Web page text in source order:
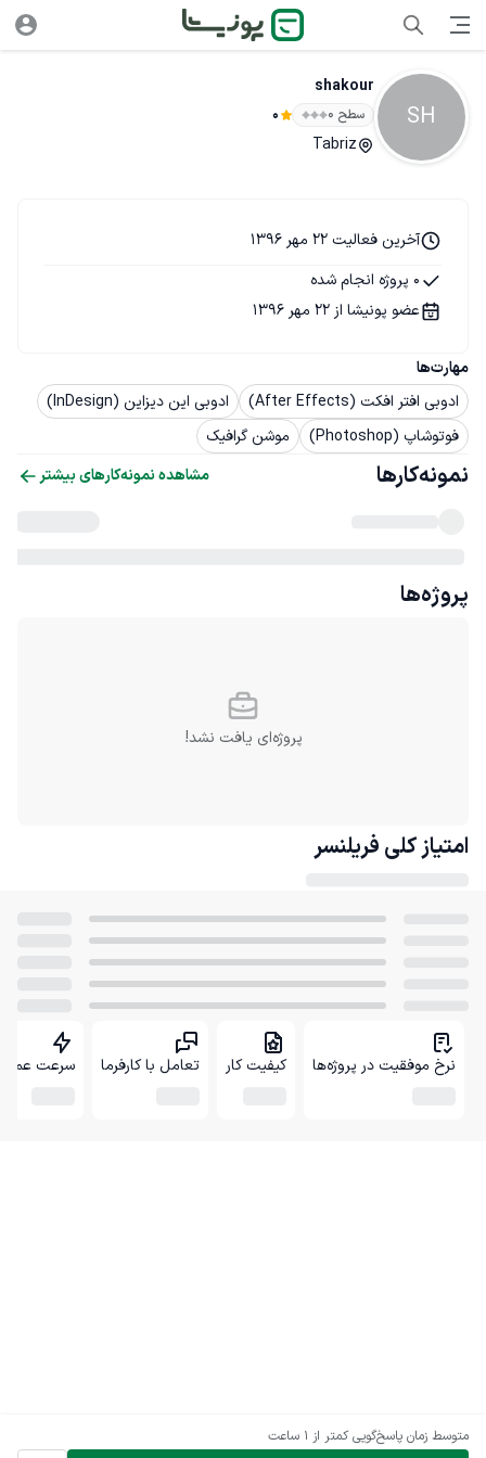
SH
shakour
سطح ۰ 0
Tabriz
متوسط زمان پاسخ‌گویی کمتر از 1 ساعت
مهارت‌ها
ادوبی افتر افکت (After Effects)
ادوبی این دیزاین (InDesign)
فوتوشاپ (Photoshop)
موشن گرافیک
آخرین فعالیت 22 مهر 1396
0 پروژه انجام شده
عضو پونیشا از 22 مهر 1396
نمونه‌کارها مشاهده نمونه‌کارهای بیشتر
پروژه‌ها
پروژه‌ای یافت نشد!
امتیاز کلی فریلنسر
نرخ موفقیت در پروژه‌ها کیفیت کار تعامل با کارفرما سرعت عمل